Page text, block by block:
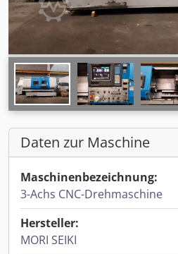
Daten zur Maschine
Maschinenbezeichnung:
3-Achs CNC-Drehmaschine
Hersteller:
MORI SEIKI